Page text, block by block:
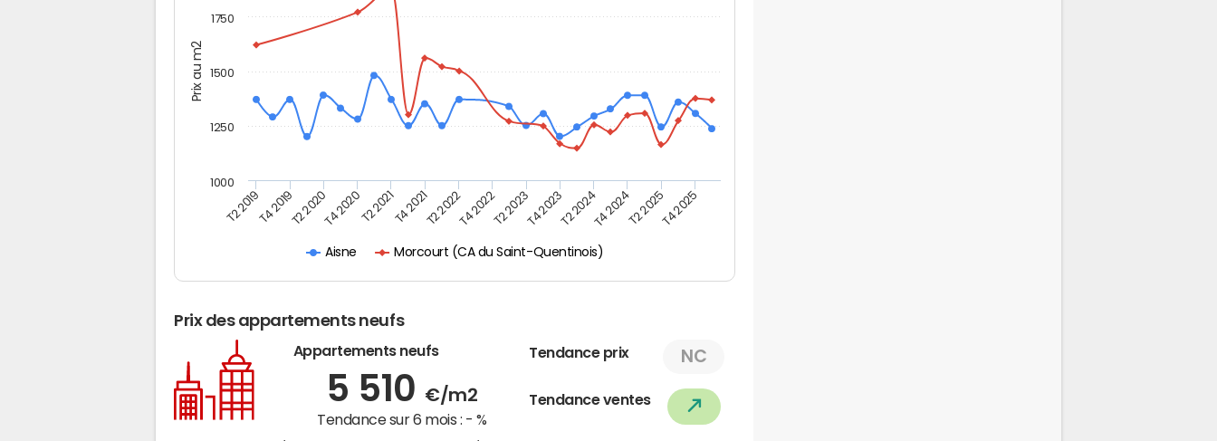
Prix au m2
Aisne Morcourt (CA du Saint-Quentinois)
T2 2019T4 2019T2 2020T4 2020T2 2021T4 2021T2 2022T4 2022T2 2023T4 2023T2 2024T4 2024T2 2025T4 2025
1000
1250
1500
1750
Prix des appartements neufs
Appartements neufs
5 510 €/m2
Tendance sur 6 mois : - %
Tendance prix NC
Tendance ventes